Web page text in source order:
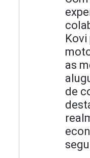
Kovi
as
de